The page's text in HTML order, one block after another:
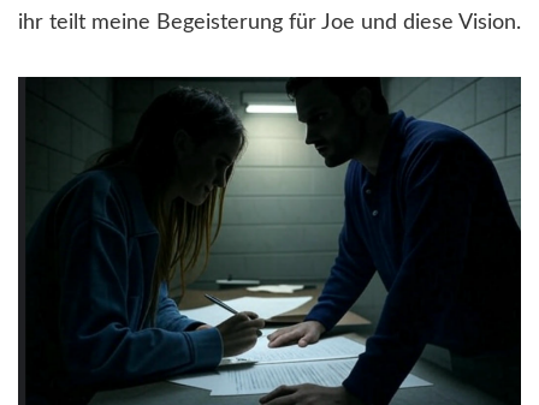
ihr teilt meine Begeisterung für Joe und diese Vision.